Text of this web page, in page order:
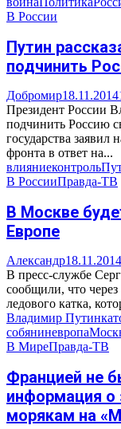
В России
Путин
подчинить
Добромир18.11.2014
Президент России
подчинить Россию
государства
фронта в ответ на...
влияниеконтроль
В РоссииПравда-ТВ
В Москве
Европе
Александр18.11.2014
В пресс-службе
сообщили, что
ледового катка,
Владимир Путин
собяниневропа
В МиреПравда-ТВ
Францией не
информация о
морякам на